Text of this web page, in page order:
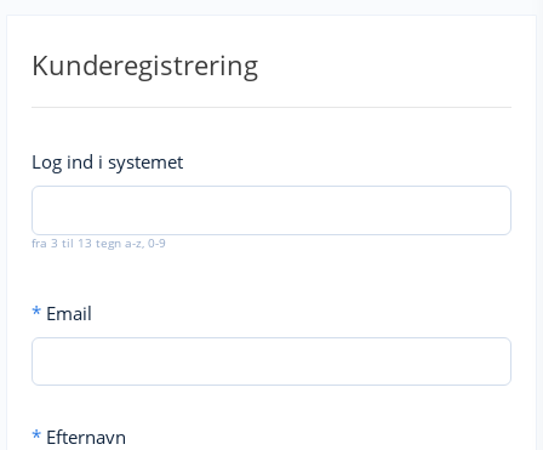
Kunderegistrering
Log ind i systemet
fra 3 til 13 tegn a-z, 0-9
* Email
* Efternavn